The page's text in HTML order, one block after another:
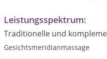
Leistungsspektrum:
Traditionelle und
Gesichtsmeridianmassage